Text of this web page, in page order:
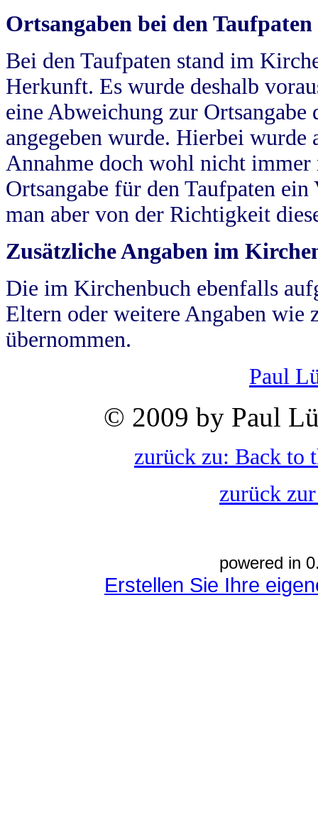
Ortsangaben bei den Taufpaten
Bei den Taufpaten stand im
Herkunft. Es wurde deshalb
eine Abweichung zur
angegeben wurde. Hierbei wurde
Annahme doch wohl nicht
Ortsangabe für den Taufpaten
man aber von der Richtigkeit
Zusätzliche Angaben im
Die im Kirchenbuch ebenfalls
Eltern oder weitere Angaben wie
übernommen.
Paul
© 2009 by Paul
zurück zu: Back to
zurück
powered in
Erstellen Sie Ihre